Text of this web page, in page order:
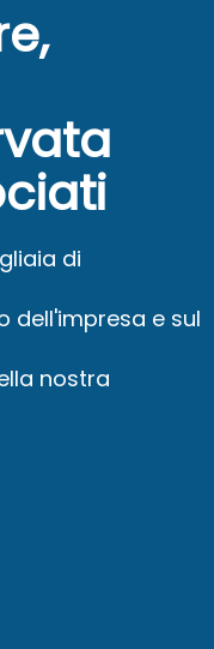
di
dell'impresa e sul
nostra